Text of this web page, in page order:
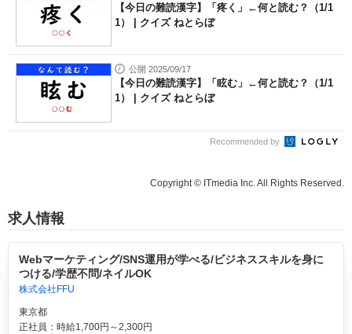
【今日の難読漢字】「疼く」←何と読む？（1/1
1） | クイズ ねとらぼ
公開 2025/09/17
【今日の難読漢字】「眩む」←何と読む？（1/1
1） | クイズ ねとらぼ
Recommended by
Copyright © ITmedia Inc. All Rights Reserved.
求人情報
Webマーケティング/SNS運用が学べる/ビジネススキルを身に
つける/学歴不問/ネイルOK
株式会社FFU
東京都
正社員：時給1,700円～2,300円